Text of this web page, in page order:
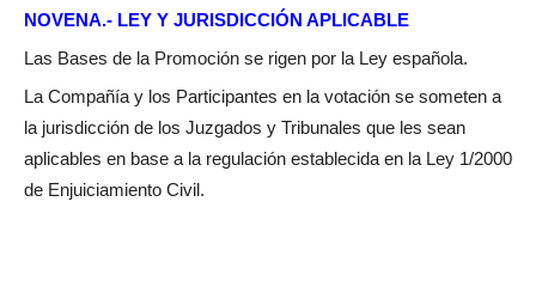
NOVENA.- LEY Y JURISDICCIÓN APLICABLE
Las Bases de la Promoción se rigen por la Ley española.
La Compañía y los Participantes en la votación se someten a
la jurisdicción de los Juzgados y Tribunales que les sean
aplicables en base a la regulación establecida en la Ley 1/2000
de Enjuiciamiento Civil.